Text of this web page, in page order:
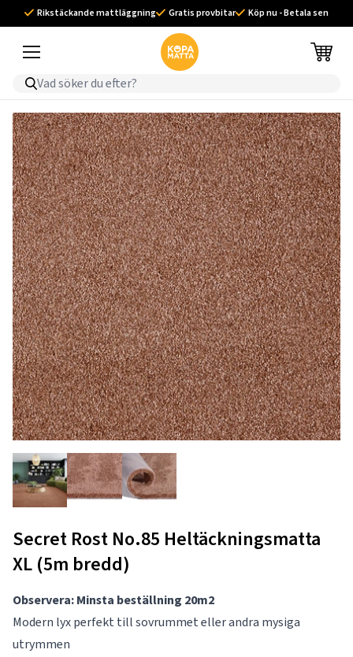
Rikstäckande mattläggning Gratis provbitar Köp nu - Betala sen
Secret Rost No.85 Heltäckningsmatta
XL (5m bredd)
Observera: Minsta beställning 20m2
Modern lyx perfekt till sovrummet eller andra mysiga
utrymmen